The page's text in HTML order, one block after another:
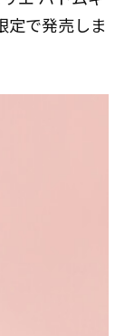
定で発売しま